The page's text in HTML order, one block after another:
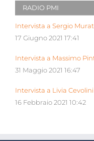
RADIO PMI
Intervista a Sergio
17 Giugno 2021 17:41
Intervista a Massimo
31 Maggio 2021 16:47
Intervista a Livia Cevolini
16 Febbraio 2021 10:42